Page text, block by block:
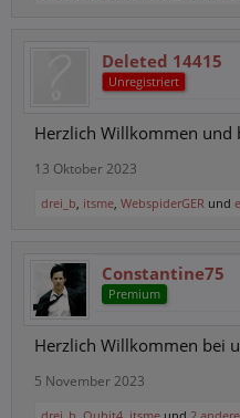
Deleted 14415
Unregistriert
Herzlich Willkommen und
13 Oktober 2023
drei_b, itsme, WebspiderGER und
Constantine75
Premium
Herzlich Willkommen bei
5 November 2023